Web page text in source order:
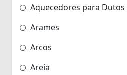
Aquecedores para Dutos
Arames
Arcos
Areia